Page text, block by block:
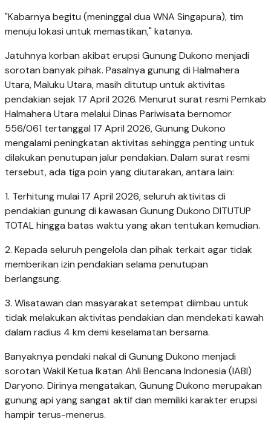
"Kabarnya begitu (meninggal dua WNA Singapura), tim
menuju lokasi untuk memastikan," katanya.
Jatuhnya korban akibat erupsi Gunung Dukono menjadi
sorotan banyak pihak. Pasalnya gunung di Halmahera
Utara, Maluku Utara, masih ditutup untuk aktivitas
pendakian sejak 17 April 2026. Menurut surat resmi Pemkab
Halmahera Utara melalui Dinas Pariwisata bernomor
556/061 tertanggal 17 April 2026, Gunung Dukono
mengalami peningkatan aktivitas sehingga penting untuk
dilakukan penutupan jalur pendakian. Dalam surat resmi
tersebut, ada tiga poin yang diutarakan, antara lain:
1. Terhitung mulai 17 April 2026, seluruh aktivitas di
pendakian gunung di kawasan Gunung Dukono DITUTUP
TOTAL hingga batas waktu yang akan tentukan kemudian.
2. Kepada seluruh pengelola dan pihak terkait agar tidak
memberikan izin pendakian selama penutupan
berlangsung.
3. Wisatawan dan masyarakat setempat diimbau untuk
tidak melakukan aktivitas pendakian dan mendekati kawah
dalam radius 4 km demi keselamatan bersama.
Banyaknya pendaki nakal di Gunung Dukono menjadi
sorotan Wakil Ketua Ikatan Ahli Bencana Indonesia (IABI)
Daryono. Dirinya mengatakan, Gunung Dukono merupakan
gunung api yang sangat aktif dan memiliki karakter erupsi
hampir terus-menerus.